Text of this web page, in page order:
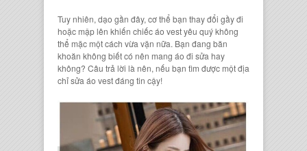
Tuy nhiên, dạo gần đây, cơ thể bạn thay đổi gầy đi
hoặc mập lên khiến chiếc áo vest yêu quý không
thể mặc một cách vừa vặn nữa. Bạn đang băn
khoăn không biết có nên mang áo đi sửa hay
không? Câu trả lời là nên, nếu bạn tìm được một địa
chỉ sửa áo vest đáng tin cậy!